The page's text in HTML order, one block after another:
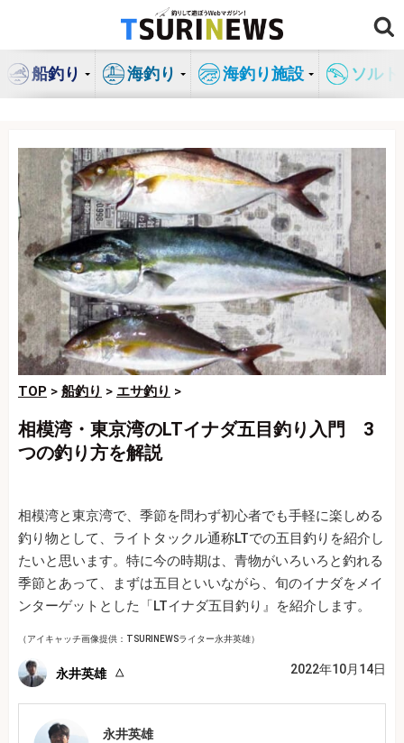
ン
船釣り 海釣り 海釣り施設 ソル
TOP > 船釣り > エサ釣り >
相模湾・東京湾のLTイナダ五目釣り入門 3
つの釣り方を解説
相模湾と東京湾で、季節を問わず初心者でも手軽に楽しめる
釣り物として、ライトタックル通称LTでの五目釣りを紹介し
たいと思います。特に今の時期は、青物がいろいろと釣れる
季節とあって、まずは五目といいながら、旬のイナダをメイ
ンターゲットとした「LTイナダ五目釣り』を紹介します。
（アイキャッチ画像提供：TSURINEWSライター永井英雄）
永井英雄 2022年10月14日
永井英雄